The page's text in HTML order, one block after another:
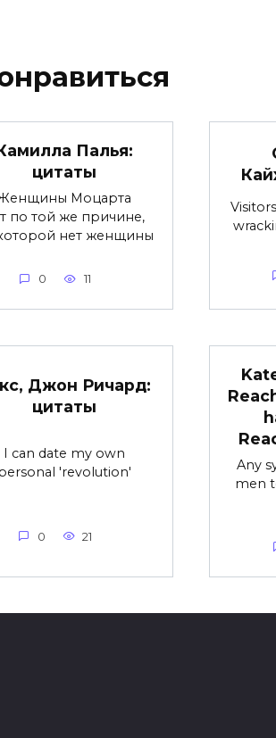
Палья:
цитаты
Моцарта
по той же причине,
нет женщины
0 11
Джон Ричард:
цитаты
I can date my own
'revolution'
0 21
Any
men